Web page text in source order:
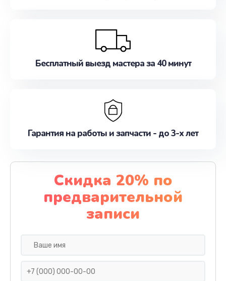
Бесплатный выезд мастера за 40 минут
Гарантия на работы и запчасти - до 3-х лет
Скидка 20% по
предварительной
записи